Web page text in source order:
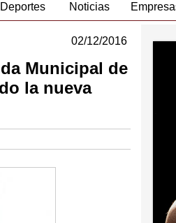
Deportes Noticias
02/12/2016
Municipal de
la nueva